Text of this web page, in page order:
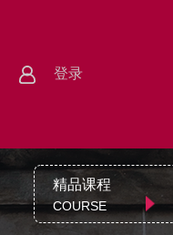
登录
精品课程
COURSE